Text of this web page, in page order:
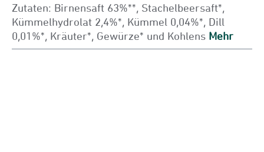
Zutaten: Birnensaft 63%**, Stachelbeersaft*,
Kümmelhydrolat 2,4%*, Kümmel 0,04%*, Dill
0,01%*, Kräuter*, Gewürze* und Kohlens Mehr